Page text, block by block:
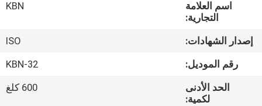
جولة
اسم العلامة
التجارية:
KBN
إصدار الشهادات:
ISO
رقم الموديل:
KBN-32
الحد الأدنى
لكمية:
600 كلغ